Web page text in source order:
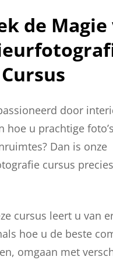
de Magie
door
hoe u prachtige
Dan is onze
cursus
cursus leert u van
hoe u de beste
omgaan met